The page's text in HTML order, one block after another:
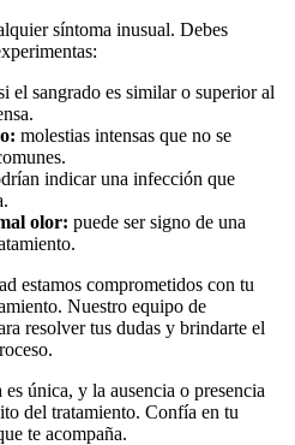
síntoma inusual. Debes
el sangrado es similar o superior al
molestias intensas que no se
indicar una infección que
olor: puede ser signo de una
estamos comprometidos con tu
Nuestro equipo de
resolver tus dudas y brindarte el
única, y la ausencia o presencia
del tratamiento. Confía en tu
te acompaña.